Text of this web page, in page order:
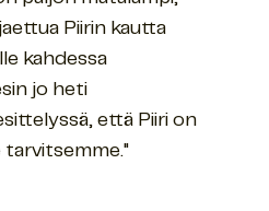
Piirin kautta
kahdessa
jo heti
että Piiri on
tarvitsemme."